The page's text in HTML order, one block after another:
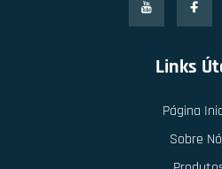
Links
Página
Sobre